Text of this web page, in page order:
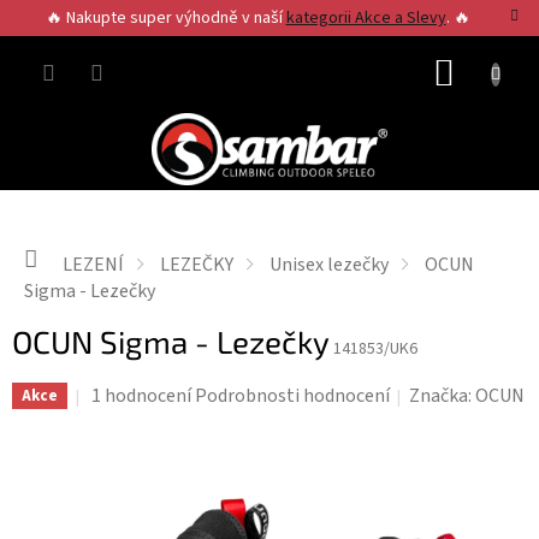
na
obsah
🔥 Nakupte super výhodně v našíkategorii Akce a Slevy. 🔥
Domů
LEZENÍ LEZEČKY Unisex lezečky
OCUN
Sigma - Lezečky
OCUN Sigma - Lezečky 141853/UK6
Akce
Průměrné
1 hodnocení Podrobnosti hodnocení Značka:OCUN